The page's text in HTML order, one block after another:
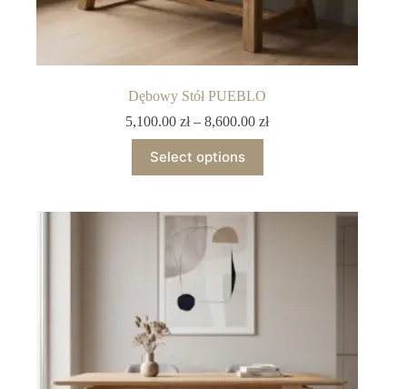
Dębowy Stół PUEBLO
5,100.00zł – 8,600.00zł
Select options